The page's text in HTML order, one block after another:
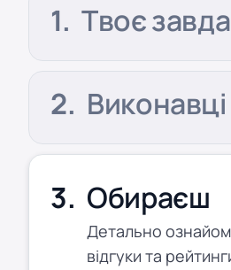
Твоє
Виконавці
Обираєш
Детально
відгуки та